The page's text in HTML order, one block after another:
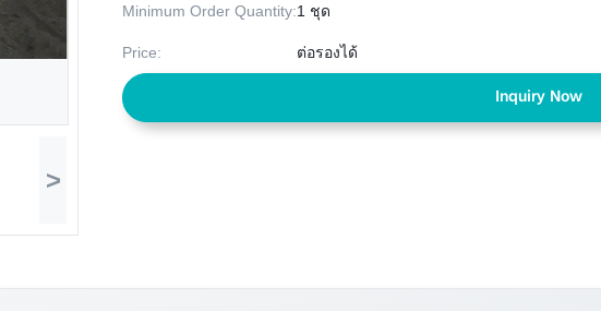
>
Minimum Order Quantity:1 ชุด
Price: ต่อรองได้
Inquiry Now